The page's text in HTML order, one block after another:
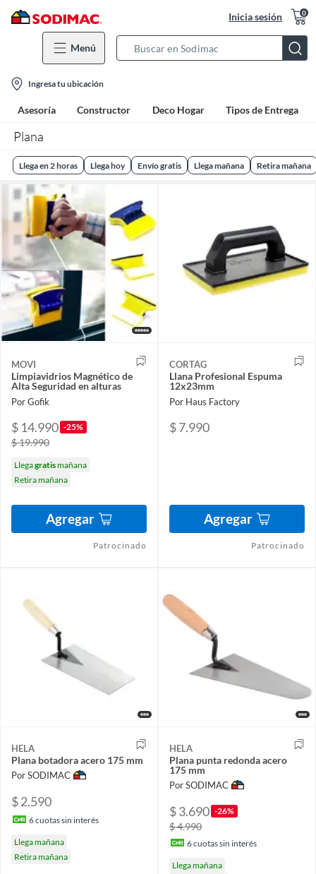
Inicia sesión 0
Menú
Bar
location-
icon
Ingresa tu ubicación
Asesoría Constructor Deco Hogar Tipos de Entrega
Plana
Llega en 2 horas Llega hoy Envío gratis Llega mañana Retira mañana
MOVI
Limpiavidrios Magnético de
Alta Seguridad en alturas
Por Gofik
$ 14.990 -25%
$ 19.990
Llegagratismañana
Retira mañana
Agregar
Patrocinado
CORTAG
Llana Profesional Espuma
12x23mm
Por Haus Factory
$ 7.990
Agregar
Patrocinado
HELA
Plana botadora acero 175 mm
Por SODIMAC
$ 2.590
6cuotas sin interés
Llega mañana
Retira mañana
HELA
Plana punta redonda acero
175 mm
Por SODIMAC
$ 3.690 -26%
$ 4.990
6cuotas sin interés
Llega mañana